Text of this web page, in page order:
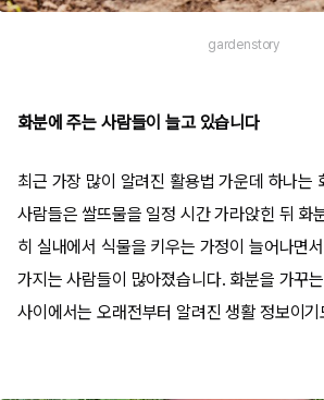
gardenstory
화분에 주는 사람들이 늘고 있습니다
최근 가장 많이 알려진 활용법 가운데 하나는
사람들은 쌀뜨물을 일정 시간 가라앉힌 뒤 화
히 실내에서 식물을 키우는 가정이 늘어나면
가지는 사람들이 많아졌습니다. 화분을 가꾸
사이에서는 오래전부터 알려진 생활 정보이